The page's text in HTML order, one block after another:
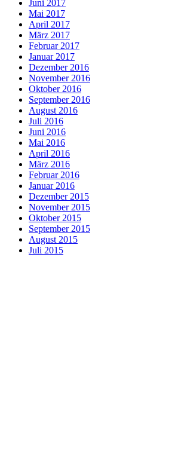
Juni 2017
Mai 2017
April 2017
März 2017
Februar 2017
Januar 2017
Dezember 2016
November 2016
Oktober 2016
September 2016
August 2016
Juli 2016
Juni 2016
Mai 2016
April 2016
März 2016
Februar 2016
Januar 2016
Dezember 2015
November 2015
Oktober 2015
September 2015
August 2015
Juli 2015